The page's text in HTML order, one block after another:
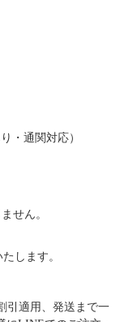
・通関対応）
せん。
します。
引適用、発送まで一